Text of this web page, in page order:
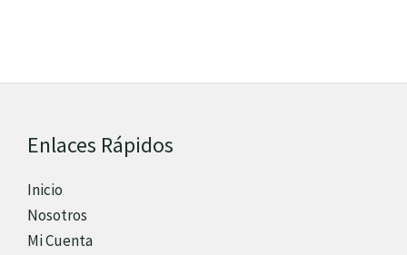
Enlaces Rápidos
Inicio
Nosotros
Mi Cuenta